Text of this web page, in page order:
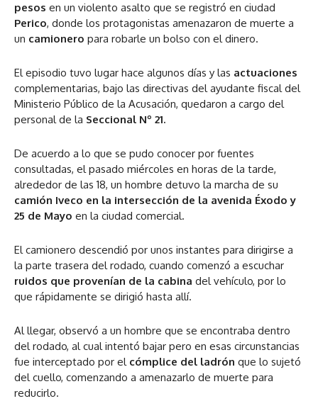
pesos en un violento asalto que se registró en ciudad
Perico, donde los protagonistas amenazaron de muerte a
un camionero para robarle un bolso con el dinero.
El episodio tuvo lugar hace algunos días y las actuaciones
complementarias, bajo las directivas del ayudante fiscal del
Ministerio Público de la Acusación, quedaron a cargo del
personal de la Seccional Nº 21.
De acuerdo a lo que se pudo conocer por fuentes
consultadas, el pasado miércoles en horas de la tarde,
alrededor de las 18, un hombre detuvo la marcha de su
camión Iveco en la intersección de la avenida Éxodo y
25 de Mayo en la ciudad comercial.
El camionero descendió por unos instantes para dirigirse a
la parte trasera del rodado, cuando comenzó a escuchar
ruidos que provenían de la cabina del vehículo, por lo
que rápidamente se dirigió hasta allí.
Al llegar, observó a un hombre que se encontraba dentro
del rodado, al cual intentó bajar pero en esas circunstancias
fue interceptado por el cómplice del ladrón que lo sujetó
del cuello, comenzando a amenazarlo de muerte para
reducirlo.